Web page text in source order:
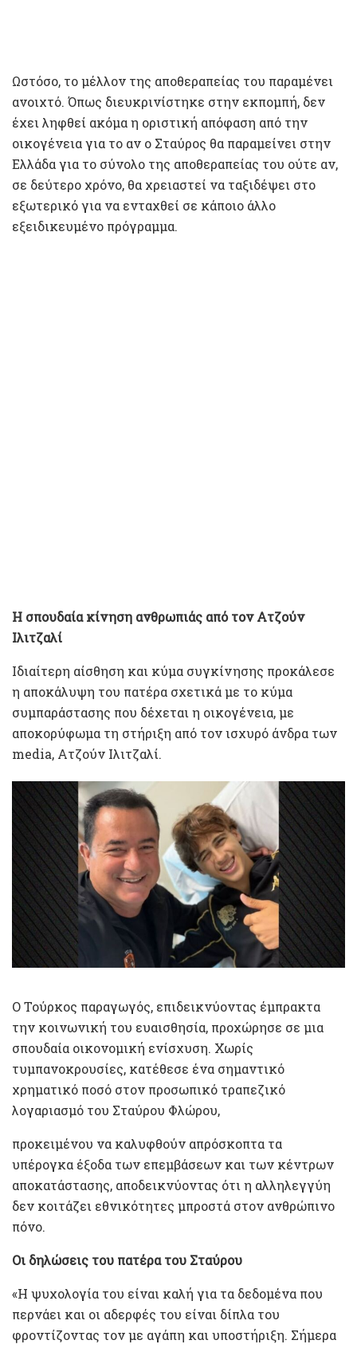
Ωστόσο, το μέλλον της αποθεραπείας του παραμένει
ανοιχτό. Όπως διευκρινίστηκε στην εκπομπή, δεν
έχει ληφθεί ακόμα η οριστική απόφαση από την
οικογένεια για το αν ο Σταύρος θα παραμείνει στην
Ελλάδα για το σύνολο της αποθεραπείας του ούτε αν,
σε δεύτερο χρόνο, θα χρειαστεί να ταξιδέψει στο
εξωτερικό για να ενταχθεί σε κάποιο άλλο
εξειδικευμένο πρόγραμμα.
Η σπουδαία κίνηση ανθρωπιάς από τον Ατζούν
Ιλιτζαλί
Ιδιαίτερη αίσθηση και κύμα συγκίνησης προκάλεσε
η αποκάλυψη του πατέρα σχετικά με το κύμα
συμπαράστασης που δέχεται η οικογένεια, με
αποκορύφωμα τη στήριξη από τον ισχυρό άνδρα των
media, Ατζούν Ιλιτζαλί.
Ο Τούρκος παραγωγός, επιδεικνύοντας έμπρακτα
την κοινωνική του ευαισθησία, προχώρησε σε μια
σπουδαία οικονομική ενίσχυση. Χωρίς
τυμπανοκρουσίες, κατέθεσε ένα σημαντικό
χρηματικό ποσό στον προσωπικό τραπεζικό
λογαριασμό του Σταύρου Φλώρου,
προκειμένου να καλυφθούν απρόσκοπτα τα
υπέρογκα έξοδα των επεμβάσεων και των κέντρων
αποκατάστασης, αποδεικνύοντας ότι η αλληλεγγύη
δεν κοιτάζει εθνικότητες μπροστά στον ανθρώπινο
πόνο.
Οι δηλώσεις του πατέρα του Σταύρου
«Η ψυχολογία του είναι καλή για τα δεδομένα που
περνάει και οι αδερφές του είναι δίπλα του
φροντίζοντας τον με αγάπη και υποστήριξη. Σήμερα